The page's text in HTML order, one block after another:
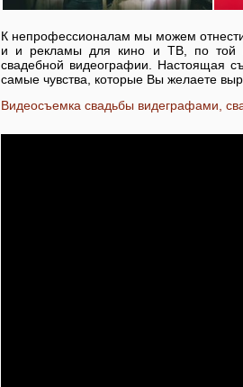
К непрофессионалам мы можем
и и рекламы для кино и ТВ, по той
свадебной видеографии. Настоящая
самые чувства, которые Вы желаете
Видеосъемка свадьбы видеграфами,